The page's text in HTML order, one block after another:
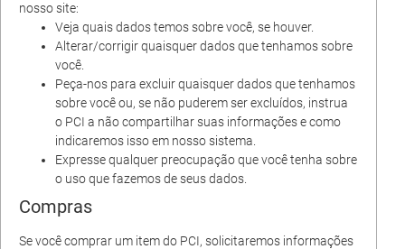
nosso site:
Veja quais dados temos sobre você, se houver.
Alterar/corrigir quaisquer dados que tenhamos sobre
você.
Peça-nos para excluir quaisquer dados que tenhamos
sobre você ou, se não puderem ser excluídos, instrua
o PCI a não compartilhar suas informações e como
indicaremos isso em nosso sistema.
Expresse qualquer preocupação que você tenha sobre
o uso que fazemos de seus dados.
Compras
Se você comprar um item do PCI, solicitaremos informações